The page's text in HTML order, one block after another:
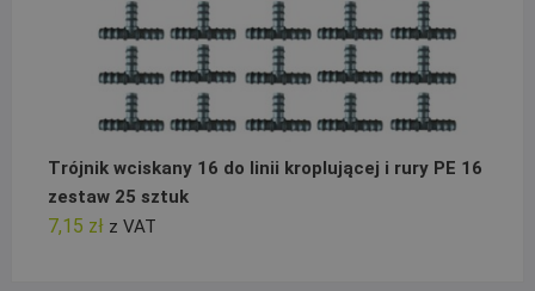
Trójnik wciskany 16 do linii kroplującej i rury PE 16
zestaw 25 sztuk
7,15 zł z VAT